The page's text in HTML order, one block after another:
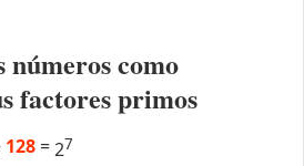
números como
factores primos
128 =27